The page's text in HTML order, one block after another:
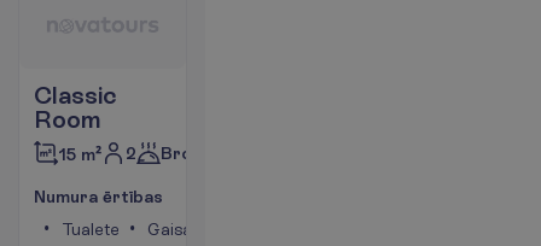
Classic
Room
15 m² 2 Brokastis
Numura ērtības
Tualete
Gaisa